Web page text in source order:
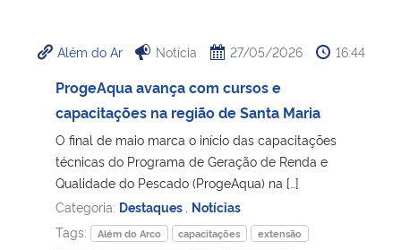
Ministério da Cidadania
Ministério da Saúde
Ministério de Minas e Energia
Ministério da Ciência, Tecnologia, Inovações e Comunicações
Ministério do Meio Ambiente
Além do Ar Notícia 27/05/2026 16:44
ProgeAqua avança com cursos e
capacitações na região de Santa Maria
O final de maio marca o início das capacitações
técnicas do Programa de Geração de Renda e
Qualidade do Pescado (ProgeAqua) na […]
Categoria: Destaques Notícias
Tags:
Além do Arco capacitações
extensão